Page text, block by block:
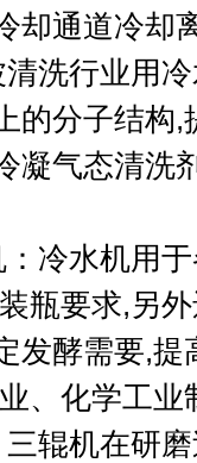
却通道冷却
洗行业用
的分子结构,
凝气态清洗
冷水机用
瓶要求,另
发酵需要,提
、化学工业
辊机在研